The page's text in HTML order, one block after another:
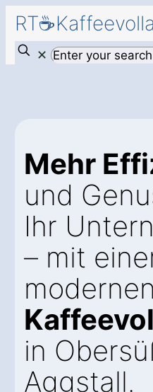
✕
Mehr
und
Ihr
– mit
modernen
in
Aggstall.